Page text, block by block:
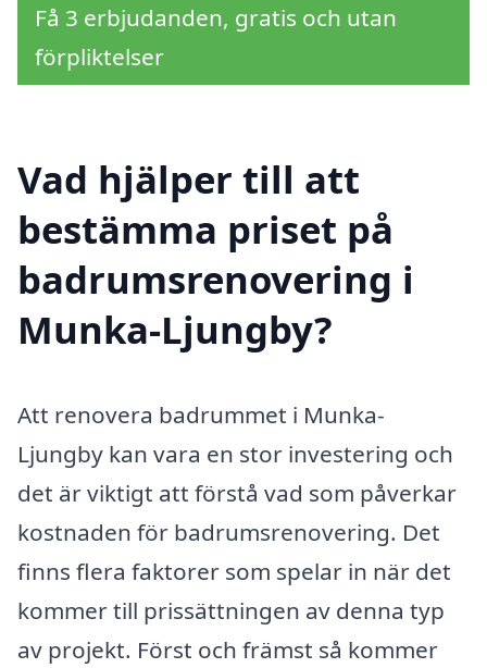
Få 3 erbjudanden, gratis och utan
förpliktelser
Vad hjälper till att
bestämma priset på
badrumsrenovering i
Munka-Ljungby?
Att renovera badrummet i Munka-
Ljungby kan vara en stor investering och
det är viktigt att förstå vad som påverkar
kostnaden för badrumsrenovering. Det
finns flera faktorer som spelar in när det
kommer till prissättningen av denna typ
av projekt. Först och främst så kommer